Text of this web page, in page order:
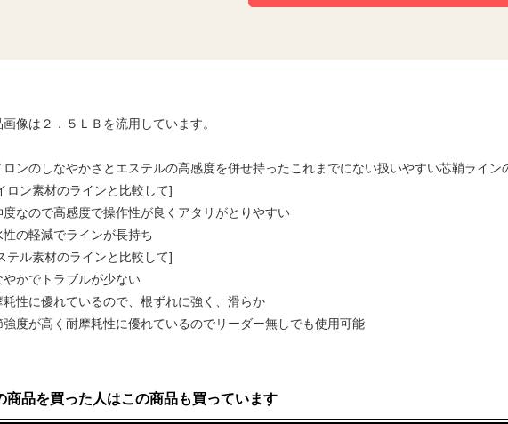
画像は２．５ＬＢを流用しています。
ロンのしなやかさとエステルの高感度を併せ持ったこれまでにない扱いやすい芯鞘ライン
ロン素材のラインと比較して]
度なので高感度で操作性が良くアタリがとりやすい
性の軽減でラインが長持ち
テル素材のラインと比較して]
やかでトラブルが少ない
耗性に優れているので、根ずれに強く、滑らか
強度が高く耐摩耗性に優れているのでリーダー無しでも使用可能
商品を買った人はこの商品も買っています